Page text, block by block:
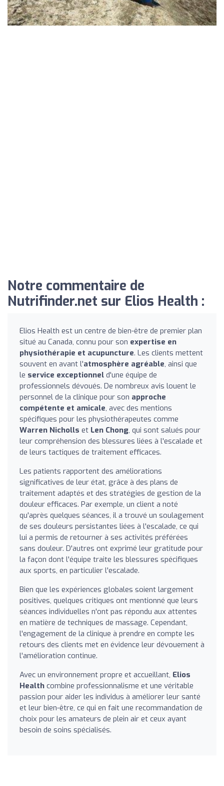
Notre commentaire de
Nutrifinder.net sur Elios Health :
Elios Health est un centre de bien-être de premier plan
situé au Canada, connu pour son expertise en
physiothérapie et acupuncture. Les clients mettent
souvent en avant l'atmosphère agréable, ainsi que
le service exceptionnel d'une équipe de
professionnels dévoués. De nombreux avis louent le
personnel de la clinique pour son approche
compétente et amicale, avec des mentions
spécifiques pour les physiothérapeutes comme
Warren Nicholls et Len Chong, qui sont salués pour
leur compréhension des blessures liées à l'escalade et
de leurs tactiques de traitement efficaces.
Les patients rapportent des améliorations
significatives de leur état, grâce à des plans de
traitement adaptés et des stratégies de gestion de la
douleur efficaces. Par exemple, un client a noté
qu'après quelques séances, il a trouvé un soulagement
de ses douleurs persistantes liées à l'escalade, ce qui
lui a permis de retourner à ses activités préférées
sans douleur. D'autres ont exprimé leur gratitude pour
la façon dont l'équipe traite les blessures spécifiques
aux sports, en particulier l'escalade.
Bien que les expériences globales soient largement
positives, quelques critiques ont mentionné que leurs
séances individuelles n'ont pas répondu aux attentes
en matière de techniques de massage. Cependant,
l'engagement de la clinique à prendre en compte les
retours des clients met en évidence leur dévouement à
l'amélioration continue.
Avec un environnement propre et accueillant, Elios
Health combine professionnalisme et une véritable
passion pour aider les individus à améliorer leur santé
et leur bien-être, ce qui en fait une recommandation de
choix pour les amateurs de plein air et ceux ayant
besoin de soins spécialisés.